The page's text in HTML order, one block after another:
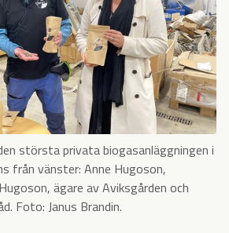
största privata biogasanläggningen i
från vänster: Anne Hugoson,
ägare av Aviksgården och
Foto: Janus Brandin.